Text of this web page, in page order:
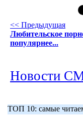
<< Предыдущая
Любительское
популярнее...
Новости
ТОП 10: самые